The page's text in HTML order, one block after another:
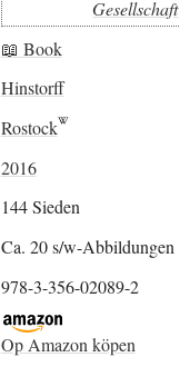
Gesellschaft
📖 Book
Hinstorff
Rostock
2016
144 Sieden
Ca. 20 s/w-Abbildungen
978-3-356-02089-2
Op Amazon köpen